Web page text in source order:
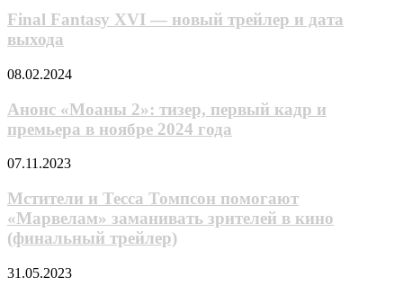
Sifu
под
XVI
—
новый
и
выхода
Final Fantasy XVI — новый трейлер и дата
выхода
Анонс
2»:
тизер,
первый
и
в
ноябре
2024
года
08.02.2024
Анонс «Моаны 2»: тизер, первый кадр и
премьера в ноябре 2024 года
Мстители
Тесса
Томпсон
помогают
«Марвелам»
зрителей
07.11.2023
Мстители и Тесса Томпсон помогают
«Марвелам» заманивать зрителей в кино
(финальный трейлер)
Nvidia
31.05.2023